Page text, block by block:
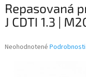
Repasovaná
J CDTI 1.3 |
Priemerné
Neohodnotené